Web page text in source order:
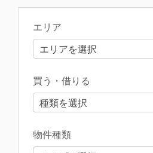
エリア
エリアを選択
買う・借りる
種類を選択
物件種類